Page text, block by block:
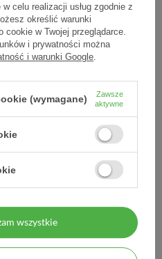
1,42 zł / szt.
LEHNING Rexorubia,
celu realizacji usług zgodnie z
określić warunki
cookie w Twojej przeglądarce.
i prywatności można
i warunki Google
(wymagane)
Zawsze
aktywne
wszystkie